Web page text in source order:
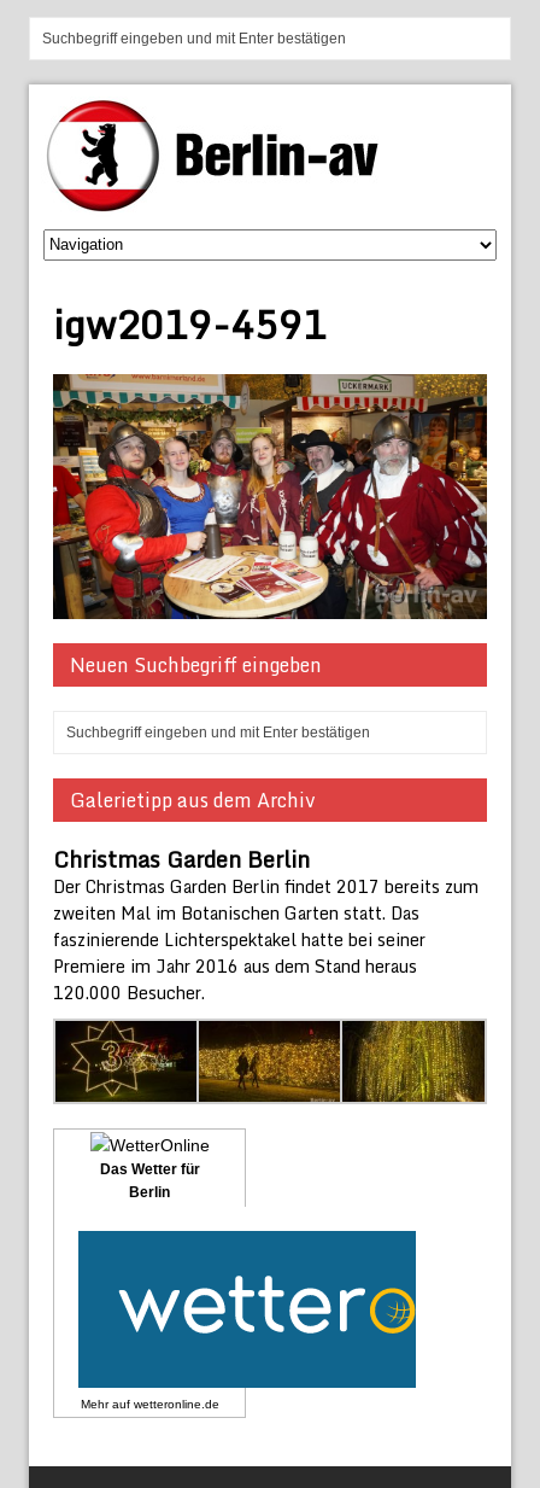
igw2019-4591
Neuen Suchbegriff eingeben
Galerietipp aus dem Archiv
Christmas Garden Berlin
Der Christmas Garden Berlin findet 2017 bereits zum
zweiten Mal im Botanischen Garten statt. Das
faszinierende Lichterspektakel hatte bei seiner
Premiere im Jahr 2016 aus dem Stand heraus
120.000 Besucher.
Das Wetter für
Berlin
Mehr auf wetteronline.de